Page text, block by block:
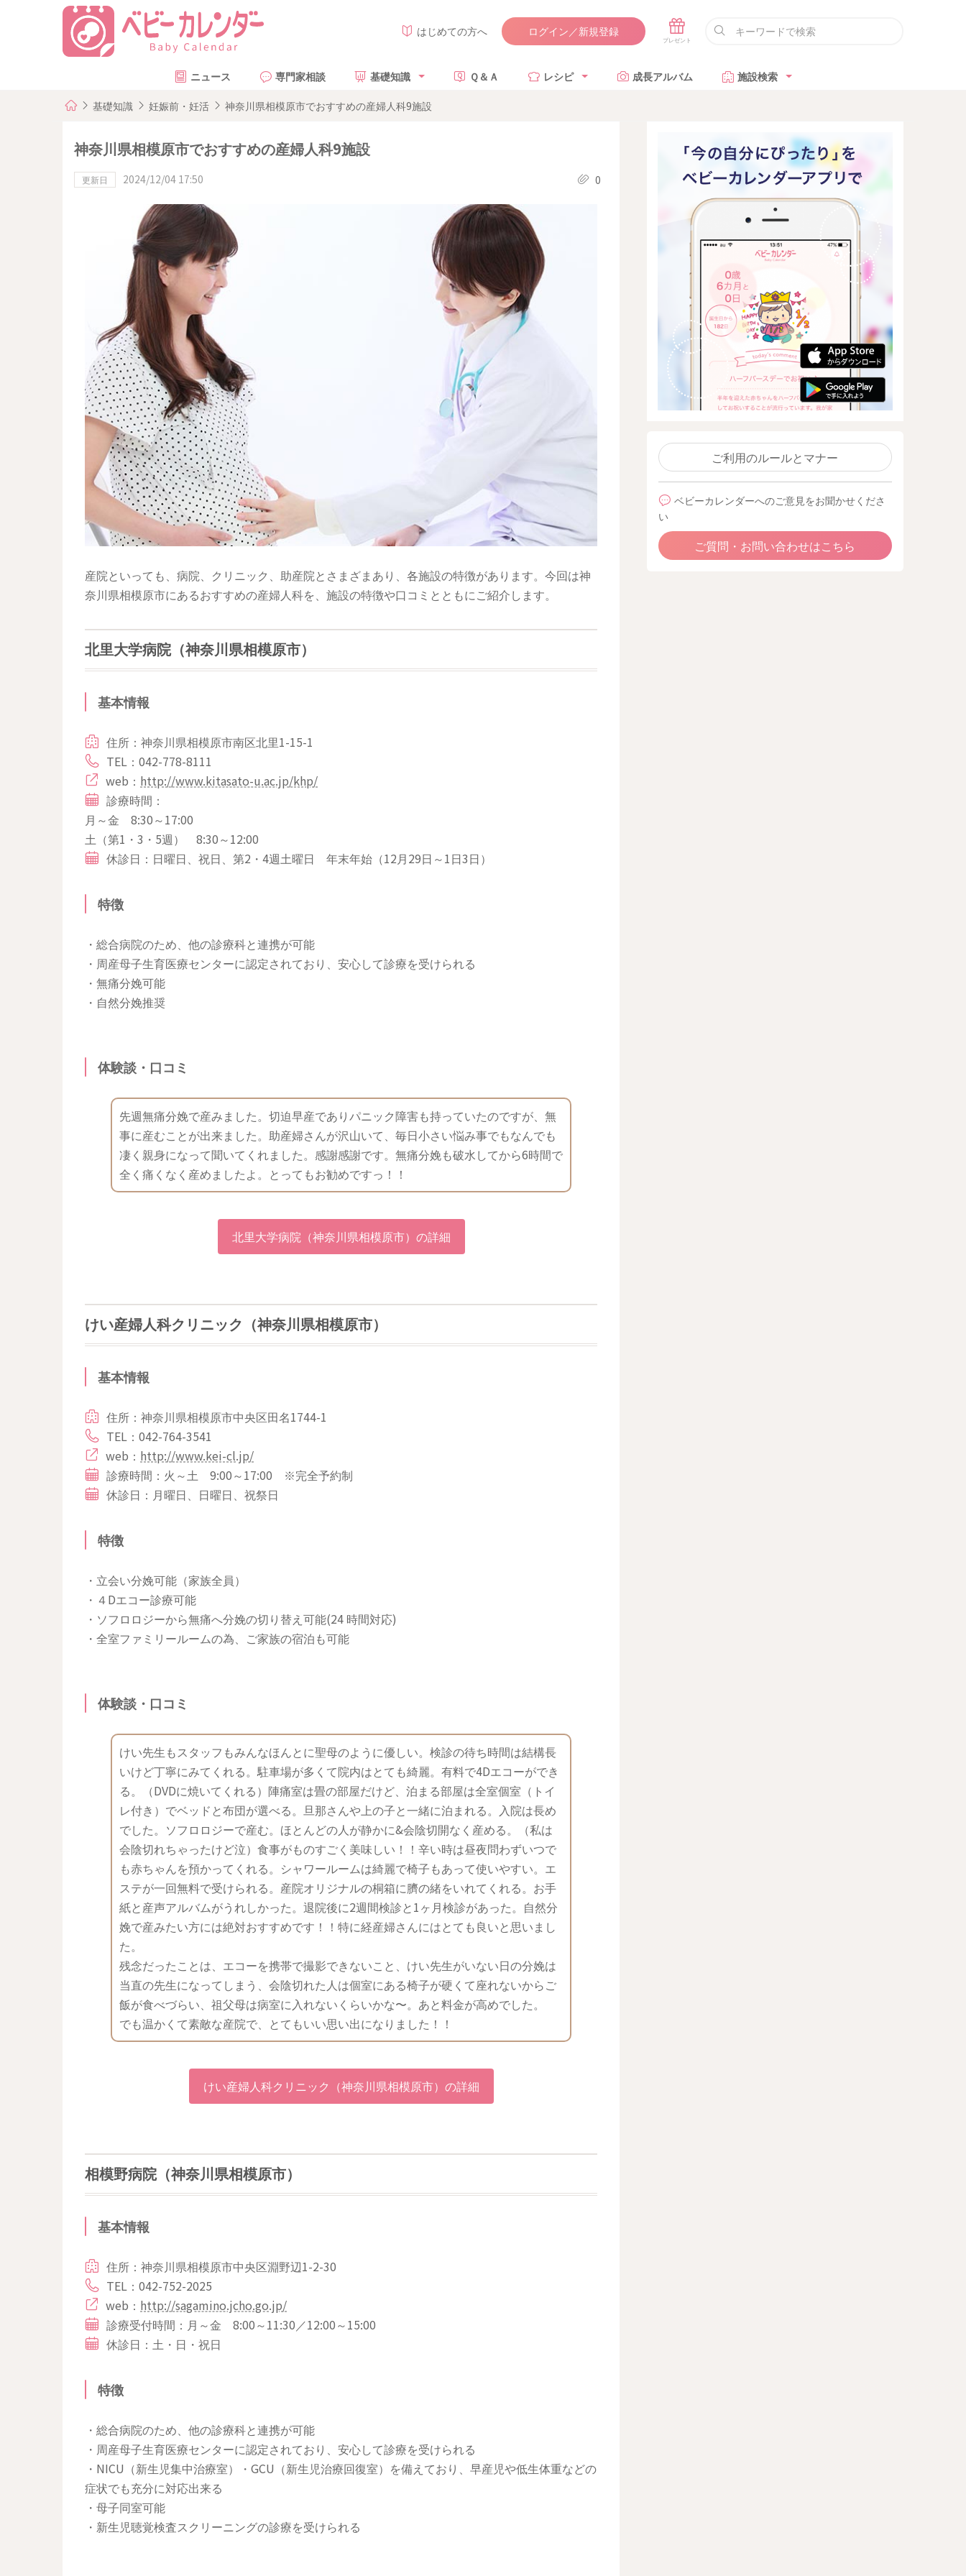
はじめての方へ ログイン／新規登録
ニュース 専門家相談 基礎知識 Ｑ＆Ａ レシピ 成長アルバム 施設検索
基礎知識 妊娠前・妊活 神奈川県相模原市でおすすめの産婦人科9施設
神奈川県相模原市でおすすめの産婦人科9施設
更新日 2024/12/04 17:50 0
産院といっても、病院、クリニック、助産院とさまざまあり、各施設の特徴があります。今回は神
奈川県相模原市にあるおすすめの産婦人科を、施設の特徴や口コミとともにご紹介します。
北里大学病院（神奈川県相模原市）
基本情報
住所：神奈川県相模原市南区北里1-15-1
TEL：042-778-8111
web： http://www.kitasato-u.ac.jp/khp/
診療時間：
月～金 8:30～17:00
土（第1・3・5週） 8:30～12:00
休診日：日曜日、祝日、第2・4週土曜日 年末年始（12月29日～1日3日）
特徴
・総合病院のため、他の診療科と連携が可能
・周産母子生育医療センターに認定されており、安心して診療を受けられる
・無痛分娩可能
・自然分娩推奨
体験談・口コミ
先週無痛分娩で産みました。切迫早産でありパニック障害も持っていたのですが、無
事に産むことが出来ました。助産婦さんが沢山いて、毎日小さい悩み事でもなんでも
凄く親身になって聞いてくれました。感謝感謝です。無痛分娩も破水してから6時間で
全く痛くなく産めましたよ。とってもお勧めですっ！！
北里大学病院（神奈川県相模原市）の詳細
けい産婦人科クリニック（神奈川県相模原市）
基本情報
住所：神奈川県相模原市中央区田名1744-1
TEL：042-764-3541
web： http://www.kei-cl.jp/
診療時間：火～土 9:00～17:00 ※完全予約制
休診日：月曜日、日曜日、祝祭日
特徴
・立会い分娩可能（家族全員）
・４Dエコー診療可能
・ソフロロジーから無痛へ分娩の切り替え可能(24 時間対応)
・全室ファミリールームの為、ご家族の宿泊も可能
体験談・口コミ
けい先生もスタッフもみんなほんとに聖母のように優しい。検診の待ち時間は結構長
いけど丁寧にみてくれる。駐車場が多くて院内はとても綺麗。有料で4Dエコーができ
る。（DVDに焼いてくれる）陣痛室は畳の部屋だけど、泊まる部屋は全室個室（トイ
レ付き）でベッドと布団が選べる。旦那さんや上の子と一緒に泊まれる。入院は長め
でした。ソフロロジーで産む。ほとんどの人が静かに&会陰切開なく産める。（私は
会陰切れちゃったけど泣）食事がものすごく美味しい！！辛い時は昼夜問わずいつで
も赤ちゃんを預かってくれる。シャワールームは綺麗で椅子もあって使いやすい。エ
ステが一回無料で受けられる。産院オリジナルの桐箱に臍の緒をいれてくれる。お手
紙と産声アルバムがうれしかった。退院後に2週間検診と1ヶ月検診があった。自然分
娩で産みたい方には絶対おすすめです！！特に経産婦さんにはとても良いと思いまし
た。
残念だったことは、エコーを携帯で撮影できないこと、けい先生がいない日の分娩は
当直の先生になってしまう、会陰切れた人は個室にある椅子が硬くて座れないからご
飯が食べづらい、祖父母は病室に入れないくらいかな〜。あと料金が高めでした。
でも温かくて素敵な産院で、とてもいい思い出になりました！！
けい産婦人科クリニック（神奈川県相模原市）の詳細
相模野病院（神奈川県相模原市）
基本情報
住所：神奈川県相模原市中央区淵野辺1-2-30
TEL：042-752-2025
web： http://sagamino.jcho.go.jp/
診療受付時間：月～金 8:00～11:30／12:00～15:00
休診日：土・日・祝日
特徴
・総合病院のため、他の診療科と連携が可能
・周産母子生育医療センターに認定されており、安心して診療を受けられる
・NICU（新生児集中治療室）・GCU（新生児治療回復室）を備えており、早産児や低生体重などの
症状でも充分に対応出来る
・母子同室可能
・新生児聴覚検査スクリーニングの診療を受けられる
ご利用のルールとマナー
ベビーカレンダーへのご意見をお聞かせくださ
い
ご質問・お問い合わせはこちら